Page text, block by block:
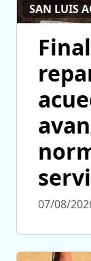
SAN LUIS
07/08/